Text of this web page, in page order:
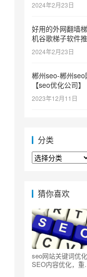
2024年2月23日
好用的外网翻墙
机谷歌梯子软件
2024年2月23日
郴州seo-郴州
【seo优化公司】
2023年12月11日
分类
分
类
猜你喜欢
seo网站关键词优化
SEO内容优化，重